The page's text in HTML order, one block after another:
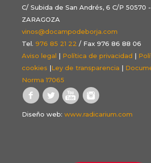
C/ Subida de San Andrés, 6 C/P 50570
ZARAGOZA
vinos@docampodeborja.com
Tel. 976 85 21 22 / Fax 976 86 88 06
Aviso legal | Política de privacidad |
cookies |Ley de transparencia |
Norma 17065
Diseño web: www.radicarium.com